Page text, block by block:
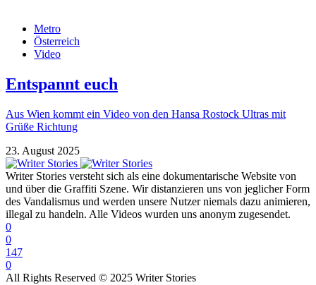
Metro
Österreich
Video
Entspannt euch
Aus Wien kommt ein Video von den Hansa Rostock Ultras mit
Grüße Richtung
23. August 2025
Writer Stories versteht sich als eine dokumentarische Website von
und über die Graffiti Szene. Wir distanzieren uns von jeglicher Form
des Vandalismus und werden unsere Nutzer niemals dazu animieren,
illegal zu handeln. Alle Videos wurden uns anonym zugesendet.
0
0
147
0
All Rights Reserved © 2025 Writer Stories